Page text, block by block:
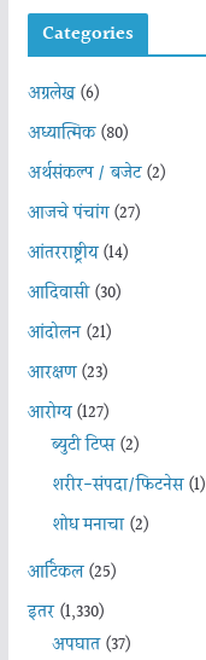
Categories
अग्रलेख(6)
अध्यात्मिक(80)
अर्थसंकल्प / बजेट(2)
आजचे पंचांग(27)
आंतरराष्ट्रीय(14)
आदिवासी(30)
आंदोलन(21)
आरक्षण(23)
आरोग्य(127)
ब्युटी टिप्स(2)
शरीर-संपदा/फिटनेस(1)
शोध मनाचा(2)
आर्टिकल(25)
इतर(1,330)
अपघात(37)